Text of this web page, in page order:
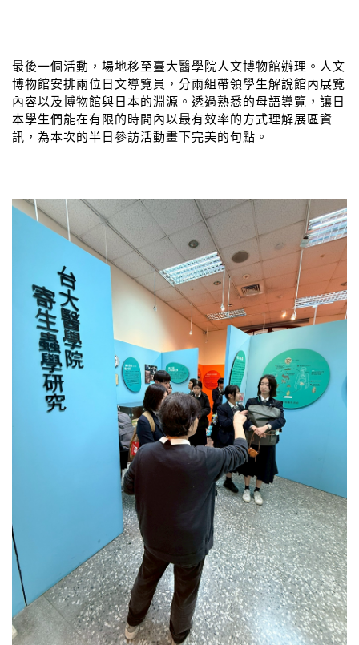
最後一個活動，場地移至臺大醫學院人文博物館辦理。人文
博物館安排兩位日文導覽員，分兩組帶領學生解說館內展覽
內容以及博物館與日本的淵源。透過熟悉的母語導覽，讓日
本學生們能在有限的時間內以最有效率的方式理解展區資
訊，為本次的半日參訪活動畫下完美的句點。